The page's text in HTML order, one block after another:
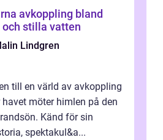
bland
och stilla vatten
Lindgren
till en värld av avkoppling
möter himlen på den
Känd för sin
spektakul&a...